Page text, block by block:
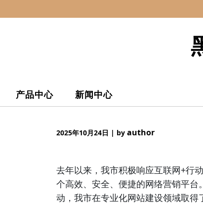
to
产品中心 新闻中心
2025年10月24日 | by author
去年以来，我市积极响应互联网+行
个高效、安全、便捷的网络营销平
动，我市在专业化网站建设领域取得